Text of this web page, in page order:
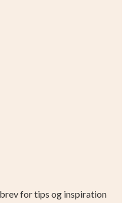
for tips og inspiration